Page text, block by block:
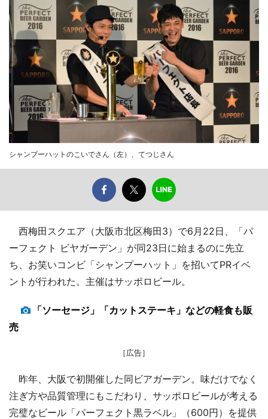
シャンプーハットのこいでさん（左）、てつじさん
西梅田スクエア（大阪市北区梅田3）で6月22日、「パ
ーフェクト ビヤガーデン」が同23日に始まるのに先立
ち、お笑いコンビ「シャンプーハット」を招いてPRイベ
ントが行われた。主催はサッポロビール。
「ソーセージ」「カットステーキ」などの軽食も販
売
［広告］
昨年、大阪で初開催した同ビアガーデン。味だけでなく
注ぎ方や品質管理にもこだわり、サッポロビールが考える
完璧なビール「パーフェクト黒ラベル」（600円）を提供